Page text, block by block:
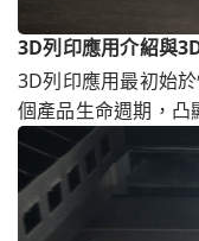
3D列印應用介紹與
3D列印應用最初始
個產品生命週期，凸